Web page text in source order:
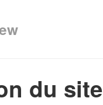
du site